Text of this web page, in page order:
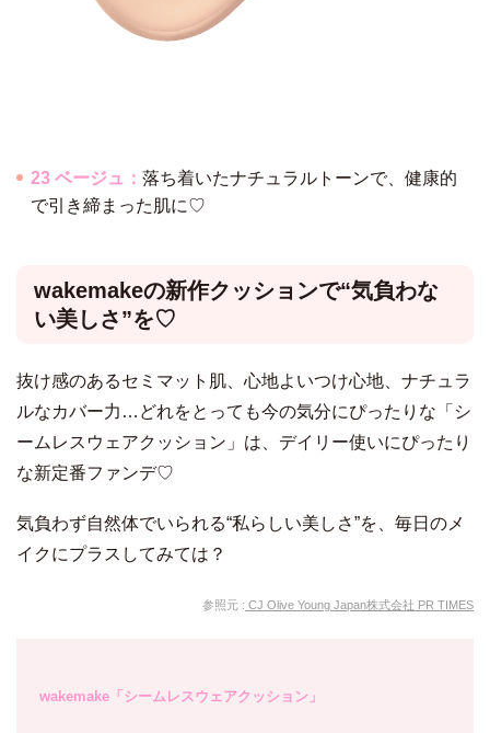
23 ベージュ： 落ち着いたナチュラルトーンで、健康的
で引き締まった肌に♡
wakemakeの新作クッションで“気負わな
い美しさ”を♡
抜け感のあるセミマット肌、心地よいつけ心地、ナチュラ
ルなカバー力…どれをとっても今の気分にぴったりな「シ
ームレスウェアクッション」は、デイリー使いにぴったり
な新定番ファンデ♡
気負わず自然体でいられる“私らしい美しさ”を、毎日のメ
イクにプラスしてみては？
参照元 : CJ Olive Young Japan株式会社 PR TIMES
wakemake「シームレスウェアクッション」